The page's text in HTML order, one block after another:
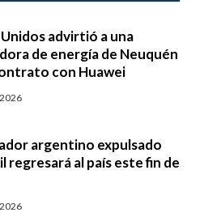
advirtió a una
de energía de Neuquén
con Huawei
argentino expulsado
regresará al país este fin de